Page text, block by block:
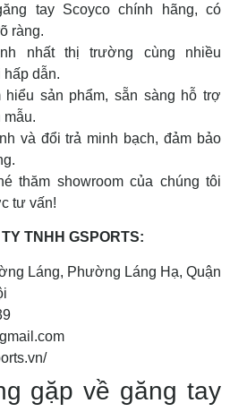
tay Scoyco chính hãng, có
ràng.
nhất thị trường cùng nhiều
dẫn.
sản phẩm, sẵn sàng hỗ trợ
mẫu.
và đổi trả minh bạch, đảm bảo
thăm showroom của chúng tôi
tư vấn!
TNHH GSPORTS:
Láng, Phường Láng Hạ, Quận
gặp về găng tay